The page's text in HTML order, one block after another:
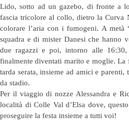
Lido, sotto ad un gazebo, di fronte a
fascia tricolore al collo, dietro la Curva
colorare l’aria con i fumogeni. A metà
squadra e di mister Danesi che hanno
due ragazzi e poi, intorno alle 16:30,
finalmente diventati marito e moglie. La
tarda serata, insieme ad amici e
da stadio.
Per il viaggio di nozze Alessandra e
località di Colle Val d’Elsa dove,
proseguire la festa insieme a tutti voi!